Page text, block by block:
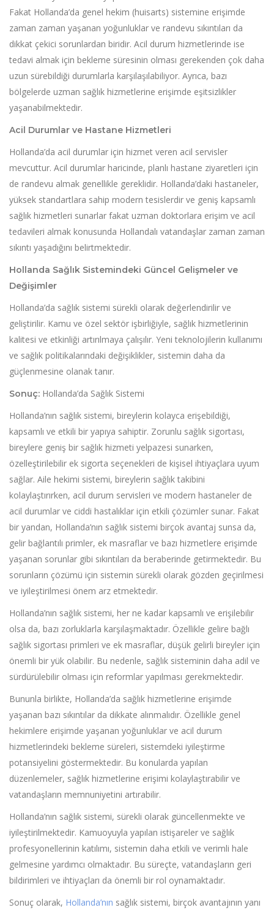
Fakat Hollanda’da genel hekim (huisarts) sistemine erişimde
zaman zaman yaşanan yoğunluklar ve randevu sıkıntıları da
dikkat çekici sorunlardan biridir. Acil durum hizmetlerinde ise
tedavi almak için bekleme süresinin olması gerekenden çok daha
uzun sürebildiği durumlarla karşılaşılabiliyor. Ayrıca, bazı
bölgelerde uzman sağlık hizmetlerine erişimde eşitsizlikler
yaşanabilmektedir.
Acil Durumlar ve Hastane Hizmetleri
Hollanda’da acil durumlar için hizmet veren acil servisler
mevcuttur. Acil durumlar haricinde, planlı hastane ziyaretleri için
de randevu almak genellikle gereklidir. Hollanda’daki hastaneler,
yüksek standartlara sahip modern tesislerdir ve geniş kapsamlı
sağlık hizmetleri sunarlar fakat uzman doktorlara erişim ve acil
tedavileri almak konusunda Hollandalı vatandaşlar zaman zaman
sıkıntı yaşadığını belirtmektedir.
Hollanda Sağlık Sistemindeki Güncel Gelişmeler ve
Değişimler
Hollanda’da sağlık sistemi sürekli olarak değerlendirilir ve
geliştirilir. Kamu ve özel sektör işbirliğiyle, sağlık hizmetlerinin
kalitesi ve etkinliği artırılmaya çalışılır. Yeni teknolojilerin kullanımı
ve sağlık politikalarındaki değişiklikler, sistemin daha da
güçlenmesine olanak tanır.
Sonuç: Hollanda’da Sağlık Sistemi
Hollanda’nın sağlık sistemi, bireylerin kolayca erişebildiği,
kapsamlı ve etkili bir yapıya sahiptir. Zorunlu sağlık sigortası,
bireylere geniş bir sağlık hizmeti yelpazesi sunarken,
özelleştirilebilir ek sigorta seçenekleri de kişisel ihtiyaçlara uyum
sağlar. Aile hekimi sistemi, bireylerin sağlık takibini
kolaylaştırırken, acil durum servisleri ve modern hastaneler de
acil durumlar ve ciddi hastalıklar için etkili çözümler sunar. Fakat
bir yandan, Hollanda’nın sağlık sistemi birçok avantaj sunsa da,
gelir bağlantılı primler, ek masraflar ve bazı hizmetlere erişimde
yaşanan sorunlar gibi sıkıntıları da beraberinde getirmektedir. Bu
sorunların çözümü için sistemin sürekli olarak gözden geçirilmesi
ve iyileştirilmesi önem arz etmektedir.
Hollanda’nın sağlık sistemi, her ne kadar kapsamlı ve erişilebilir
olsa da, bazı zorluklarla karşılaşmaktadır. Özellikle gelire bağlı
sağlık sigortası primleri ve ek masraflar, düşük gelirli bireyler için
önemli bir yük olabilir. Bu nedenle, sağlık sisteminin daha adil ve
sürdürülebilir olması için reformlar yapılması gerekmektedir.
Bununla birlikte, Hollanda’da sağlık hizmetlerine erişimde
yaşanan bazı sıkıntılar da dikkate alınmalıdır. Özellikle genel
hekimlere erişimde yaşanan yoğunluklar ve acil durum
hizmetlerindeki bekleme süreleri, sistemdeki iyileştirme
potansiyelini göstermektedir. Bu konularda yapılan
düzenlemeler, sağlık hizmetlerine erişimi kolaylaştırabilir ve
vatandaşların memnuniyetini artırabilir.
Hollanda’nın sağlık sistemi, sürekli olarak güncellenmekte ve
iyileştirilmektedir. Kamuoyuyla yapılan istişareler ve sağlık
profesyonellerinin katılımı, sistemin daha etkili ve verimli hale
gelmesine yardımcı olmaktadır. Bu süreçte, vatandaşların geri
bildirimleri ve ihtiyaçları da önemli bir rol oynamaktadır.
Sonuç olarak, Hollanda’nın sağlık sistemi, birçok avantajının yanı